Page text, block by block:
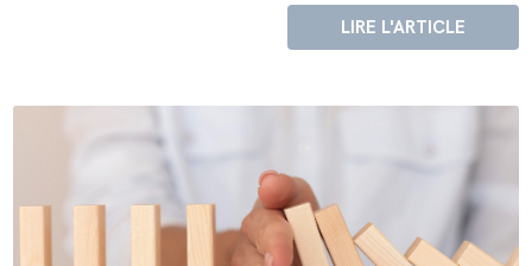
LIRE L'ARTICLE